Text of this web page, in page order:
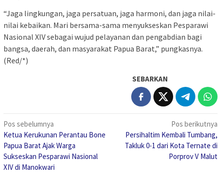
“Jaga lingkungan, jaga persatuan, jaga harmoni, dan jaga nilai-
nilai kebaikan. Mari bersama-sama menyukseskan Pesparawi
Nasional XIV sebagai wujud pelayanan dan pengabdian bagi
bangsa, daerah, dan masyarakat Papua Barat,” pungkasnya.
(Red/*)
SEBARKAN
Navigasi
pos
Pos sebelumnya
Ketua Kerukunan Perantau Bone
Papua Barat Ajak Warga
Sukseskan Pesparawi Nasional
XIV di Manokwari
Pos berikutnya
Persihaltim Kembali Tumbang,
Takluk 0-1 dari Kota Ternate di
Porprov V Malut